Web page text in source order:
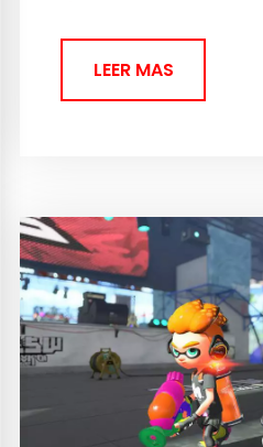
de...
LEER MAS